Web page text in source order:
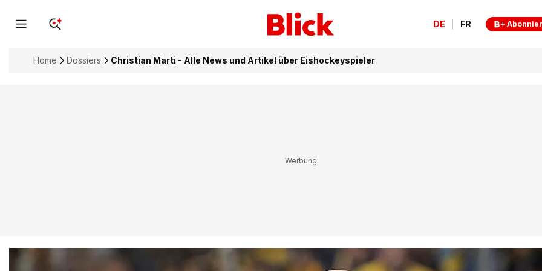
DE FR
Home Dossiers Christian Marti - Alle News und Artikel über Eishockeyspieler